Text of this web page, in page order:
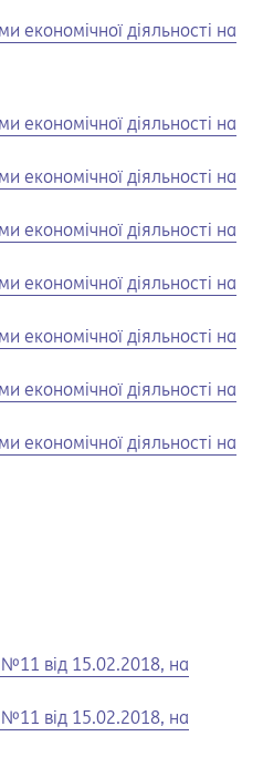
економічної діяльності на
економічної діяльності на
економічної діяльності на
економічної діяльності на
економічної діяльності на
економічної діяльності на
економічної діяльності на
економічної діяльності на
від 15.02.2018, на
від 15.02.2018, на